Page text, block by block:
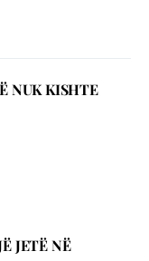
NUK KISHTE
JETЁ NЁ